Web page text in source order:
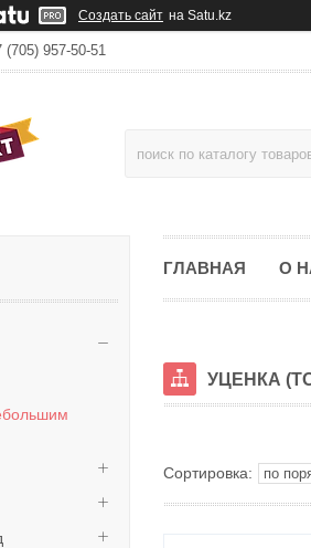
Создать сайт на Satu.kz
(705) 957-50-51
ГЛАВНАЯ О
УЦЕНКА